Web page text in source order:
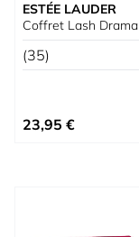
ESTÉE LAUDER
Coffret Lash Drama
(35)
Prix spécial
23,95 €